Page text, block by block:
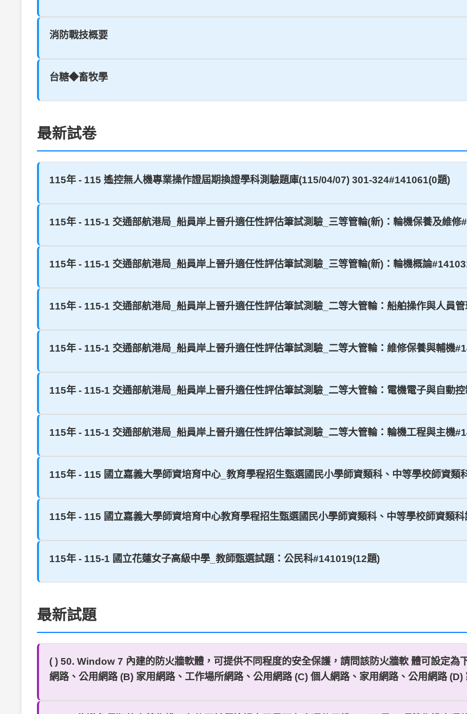
消防戰技概要
台糖◆畜牧學
最新試卷
115年 - 115 遙控無人機專業操作證屆期換證學科測驗題庫(115/04/07) 301-324#141061(0題)
115年 - 115-1 交通部航港局_船員岸上晉升適任性評估筆試測驗_三等管輪(新)：輪機保養及維修
115年 - 115-1 交通部航港局_船員岸上晉升適任性評估筆試測驗_三等管輪(新)：輪機概論
115年 - 115-1 交通部航港局_船員岸上晉升適任性評估筆試測驗_二等大管輪：船舶操作與人員
115年 - 115-1 交通部航港局_船員岸上晉升適任性評估筆試測驗_二等大管輪：維修保養與輔機
115年 - 115-1 交通部航港局_船員岸上晉升適任性評估筆試測驗_二等大管輪：電機電子與自動
115年 - 115-1 交通部航港局_船員岸上晉升適任性評估筆試測驗_二等大管輪：輪機工程與主機
115年 - 115 國立嘉義大學師資培育中心_教育學程招生甄選國民小學師資類科、中等學校師資類
115年 - 115 國立嘉義大學師資培育中心教育學程招生甄選國民小學師資類科、中等學校師資類
115年 - 115-1 國立花蓮女子高級中學_教師甄選試題：公民科#141019(12題)
最新試題
( ) 50. Window 7 內建的防火牆軟體，可提供不同程度的安全保護，請問該防火牆軟 體可設定為
網路、公用網路 (B) 家用網路、工作場所網路、公用網路 (C) 個人網路、家用網路、公用網路